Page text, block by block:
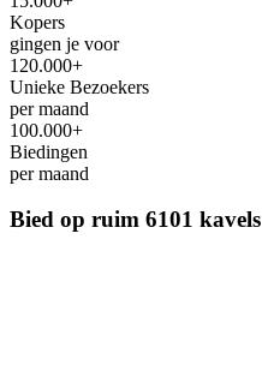
Kopers
gingen je voor
120.000+
Unieke Bezoekers
per maand
100.000+
Biedingen
per maand
Bied op ruim 6101 kavels